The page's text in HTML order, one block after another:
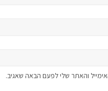
והאתר שלי לפעם הבאה שאגיב.